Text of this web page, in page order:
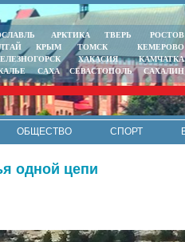
АРКТИКА ТВЕРЬ
РОСТОВ
КРЫМ ТОМСК
КЕМЕРОВО
ХАКАСИЯ
КАМЧАТКА
САХА СЕВАСТОПОЛЬ САХАЛИН
ОБЩЕСТВО СПОРТ
одной цепи